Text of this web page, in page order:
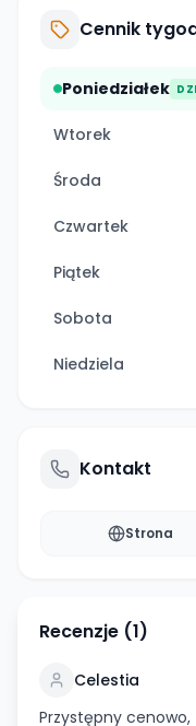
Cennik
Poniedziałek
Wtorek
Środa
Czwartek
Piątek
Sobota
Niedziela
Kontakt
Strona
Recenzje (1)
Celestia
Przystępny